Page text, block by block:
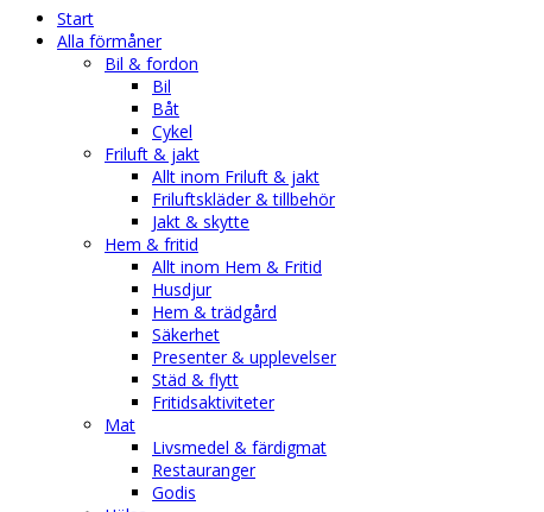
Start
Alla förmåner
Bil & fordon
Bil
Båt
Cykel
Friluft & jakt
Allt inom Friluft & jakt
Friluftskläder & tillbehör
Jakt & skytte
Hem & fritid
Allt inom Hem & Fritid
Husdjur
Hem & trädgård
Säkerhet
Presenter & upplevelser
Städ & flytt
Fritidsaktiviteter
Mat
Livsmedel & färdigmat
Restauranger
Godis